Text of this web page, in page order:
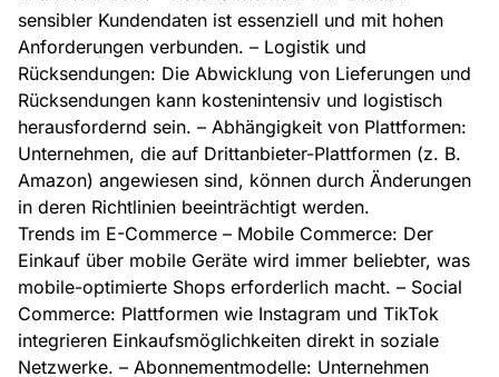
sensibler Kundendaten ist essenziell und mit hohen
Anforderungen verbunden. – Logistik und
Rücksendungen: Die Abwicklung von Lieferungen und
Rücksendungen kann kostenintensiv und logistisch
herausfordernd sein. – Abhängigkeit von Plattformen:
Unternehmen, die auf Drittanbieter-Plattformen (z. B.
Amazon) angewiesen sind, können durch Änderungen
in deren Richtlinien beeinträchtigt werden.
Trends im E-Commerce – Mobile Commerce: Der
Einkauf über mobile Geräte wird immer beliebter, was
mobile-optimierte Shops erforderlich macht. – Social
Commerce: Plattformen wie Instagram und TikTok
integrieren Einkaufsmöglichkeiten direkt in soziale
Netzwerke. – Abonnementmodelle: Unternehmen